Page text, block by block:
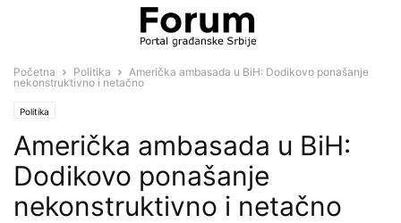
Početna Politika
Američka ambasada u BiH: Dodikovo ponašanje
nekonstruktivno i netačno
Politika
Američka ambasada u BiH:
Dodikovo ponašanje
nekonstruktivno i netačno